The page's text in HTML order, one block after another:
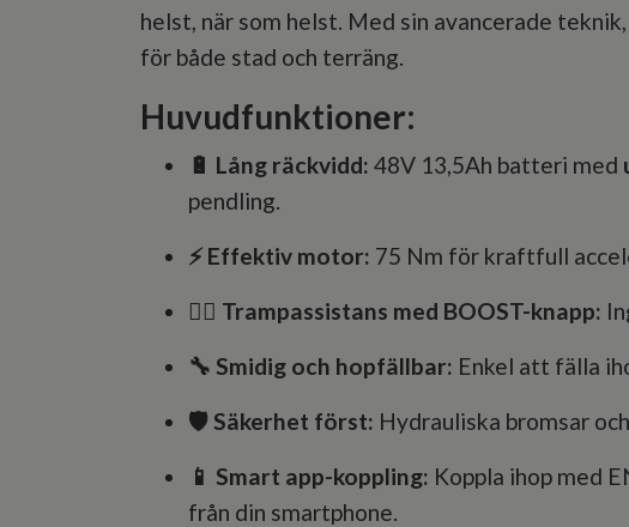
helst, när som helst. Med sin avancerade
för både stad och terräng.
Huvudfunktioner:
🔋 Lång räckvidd: 48V 13,5Ah batteri med
pendling.
⚡ Effektiv motor: 75 Nm för kraftfull
🚴‍♂️ Trampassistans med BOOST-knapp:
🔧 Smidig och hopfällbar: Enkel att fälla
🛡️ Säkerhet först: Hydrauliska bromsar
📱 Smart app-koppling: Koppla ihop med
från din smartphone.